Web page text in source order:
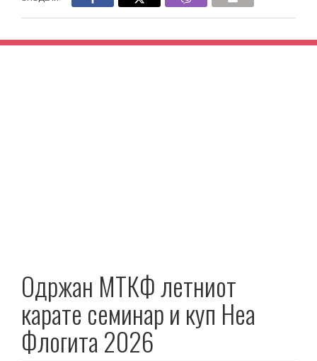
Одржан МТКФ летниот
карате семинар и куп Неа
Флогита 2026